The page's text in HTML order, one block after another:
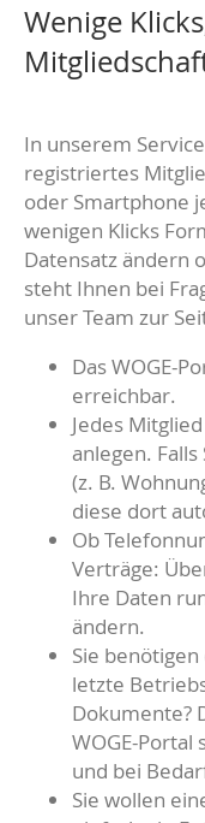
Wenige
In unserem
registriertes
oder Smartphone
wenigen Klicks
Datensatz ändern
steht Ihnen bei
unser Team zur
Das WOGE-
erreichbar.
Jedes
anlegen.
(z. B.
diese dort
Ob
Verträge:
Ihre Daten
ändern.
Sie
letzte
Dokumente?
WOGE-
und bei
Sie wollen